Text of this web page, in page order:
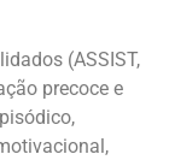
(ASSIST,
precoce e